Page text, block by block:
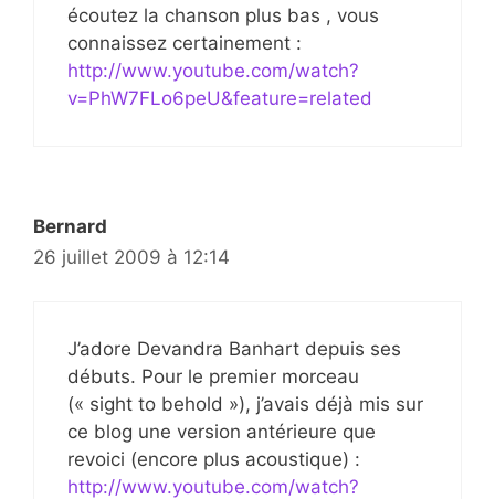
écoutez la chanson plus bas , vous
connaissez certainement :
http://www.youtube.com/watch?
v=PhW7FLo6peU&feature=related
Bernard
26 juillet 2009 à 12:14
J’adore Devandra Banhart depuis ses
débuts. Pour le premier morceau
(« sight to behold »), j’avais déjà mis sur
ce blog une version antérieure que
revoici (encore plus acoustique) :
http://www.youtube.com/watch?